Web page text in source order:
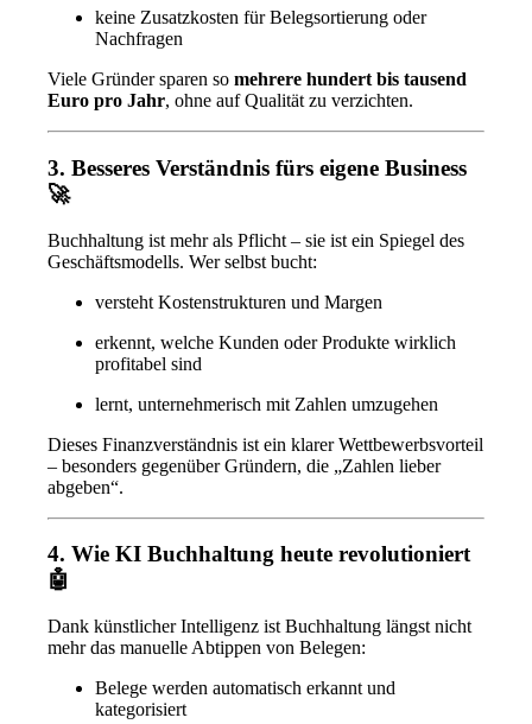
keine Zusatzkosten für Belegsortierung oder
Nachfragen
Viele Gründer sparen somehrere hundert bis tausend
Euro pro Jahr, ohne auf Qualität zu verzichten.
3. Besseres Verständnis fürs eigene Business
🚀
Buchhaltung ist mehr als Pflicht – sie ist ein Spiegel des
Geschäftsmodells. Wer selbst bucht:
versteht Kostenstrukturen und Margen
erkennt, welche Kunden oder Produkte wirklich
profitabel sind
lernt, unternehmerisch mit Zahlen umzugehen
Dieses Finanzverständnis ist ein klarer Wettbewerbsvorteil
– besonders gegenüber Gründern, die „Zahlen lieber
abgeben“.
4. Wie KI Buchhaltung heute revolutioniert
🤖
Dank künstlicher Intelligenz ist Buchhaltung längst nicht
mehr das manuelle Abtippen von Belegen:
Belege werden automatisch erkannt und
kategorisiert